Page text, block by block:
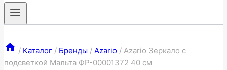
/ Каталог / Бренды / Azario / Azario Зеркало с
подсветкой Мальта ФР-00001372 40 см